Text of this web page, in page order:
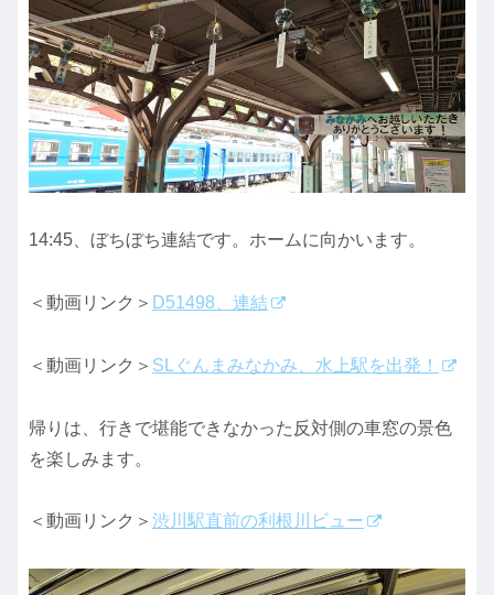
14:45、ぼちぼち連結です。ホームに向かいます。
＜動画リンク＞ D51498、連結
＜動画リンク＞ SLぐんまみなかみ、水上駅を出発！
帰りは、行きで堪能できなかった反対側の車窓の景色
を楽しみます。
＜動画リンク＞ 渋川駅直前の利根川ビュー